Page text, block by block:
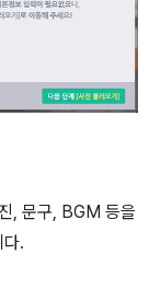
, 문구, BGM 등을
.